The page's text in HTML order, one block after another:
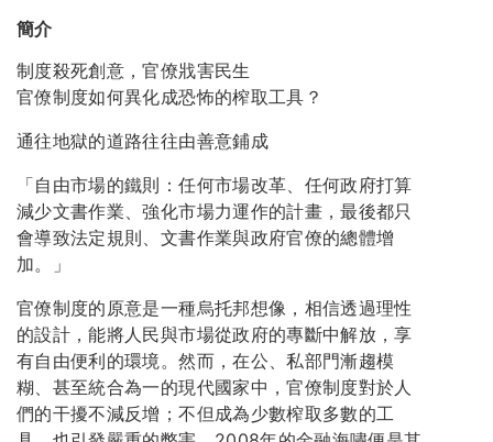
簡介
制度殺死創意，官僚戕害民生
官僚制度如何異化成恐怖的榨取工具？
通往地獄的道路往往由善意鋪成
「自由市場的鐵則：任何市場改革、任何政府打算
減少文書作業、強化市場力運作的計畫，最後都只
會導致法定規則、文書作業與政府官僚的總體增
加。」
官僚制度的原意是一種烏托邦想像，相信透過理性
的設計，能將人民與市場從政府的專斷中解放，享
有自由便利的環境。然而，在公、私部門漸趨模
糊、甚至統合為一的現代國家中，官僚制度對於人
們的干擾不減反增；不但成為少數榨取多數的工